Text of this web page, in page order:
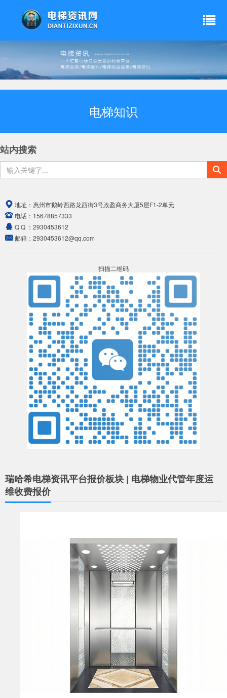
电梯知识
站内搜索
地址： 惠州市鹅岭西路龙西街3号政盈商务大厦5层F1-2单元
电话： 15678857333
Q Q ： 2930453612
邮箱： 2930453612@qq.com
扫描二维码
瑞哈希电梯资讯平台报价板块 | 电梯物业代管年度运
维收费报价